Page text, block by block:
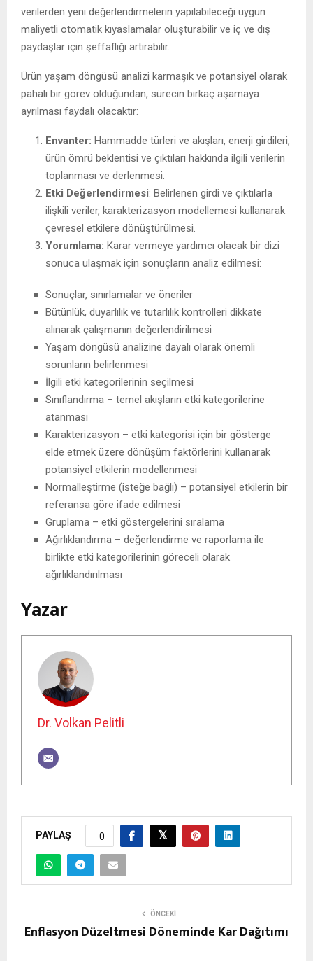
verilerden yeni değerlendirmelerin yapılabileceği uygun
maliyetli otomatik kıyaslamalar oluşturabilir ve iç ve dış
paydaşlar için şeffaflığı artırabilir.
Ürün yaşam döngüsü analizi karmaşık ve potansiyel olarak
pahalı bir görev olduğundan, sürecin birkaç aşamaya
ayrılması faydalı olacaktır:
Envanter: Hammadde türleri ve akışları, enerji girdileri,
ürün ömrü beklentisi ve çıktıları hakkında ilgili verilerin
toplanması ve derlenmesi.
Etki Değerlendirmesi: Belirlenen girdi ve çıktılarla
ilişkili veriler, karakterizasyon modellemesi kullanarak
çevresel etkilere dönüştürülmesi.
Yorumlama: Karar vermeye yardımcı olacak bir dizi
sonuca ulaşmak için sonuçların analiz edilmesi:
Sonuçlar, sınırlamalar ve öneriler
Bütünlük, duyarlılık ve tutarlılık kontrolleri dikkate
alınarak çalışmanın değerlendirilmesi
Yaşam döngüsü analizine dayalı olarak önemli
sorunların belirlenmesi
İlgili etki kategorilerinin seçilmesi
Sınıflandırma – temel akışların etki kategorilerine
atanması
Karakterizasyon – etki kategorisi için bir gösterge
elde etmek üzere dönüşüm faktörlerini kullanarak
potansiyel etkilerin modellenmesi
Normalleştirme (isteğe bağlı) – potansiyel etkilerin bir
referansa göre ifade edilmesi
Gruplama – etki göstergelerini sıralama
Ağırlıklandırma – değerlendirme ve raporlama ile
birlikte etki kategorilerinin göreceli olarak
ağırlıklandırılması
Yazar
Dr. Volkan Pelitli
PAYLAŞ 0
ÖNCEKI
Enflasyon Düzeltmesi Döneminde Kar Dağıtımı